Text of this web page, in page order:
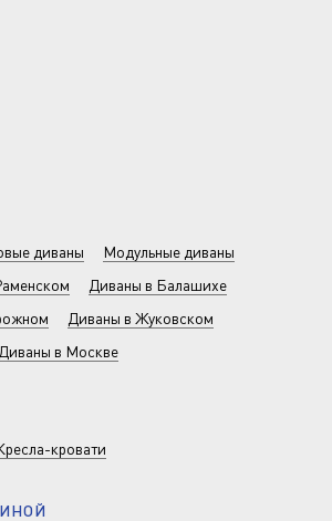
диваны
Модульные диваны
Диваны в Балашихе
Диваны в Жуковском
Диваны в Москве
кровати